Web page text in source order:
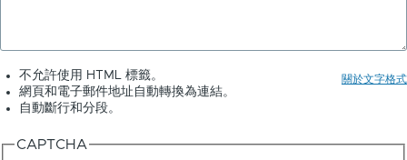
關於文字格式
不允許使用 HTML 標籤。
網頁和電子郵件地址自動轉換為連結。
自動斷行和分段。
CAPTCHA